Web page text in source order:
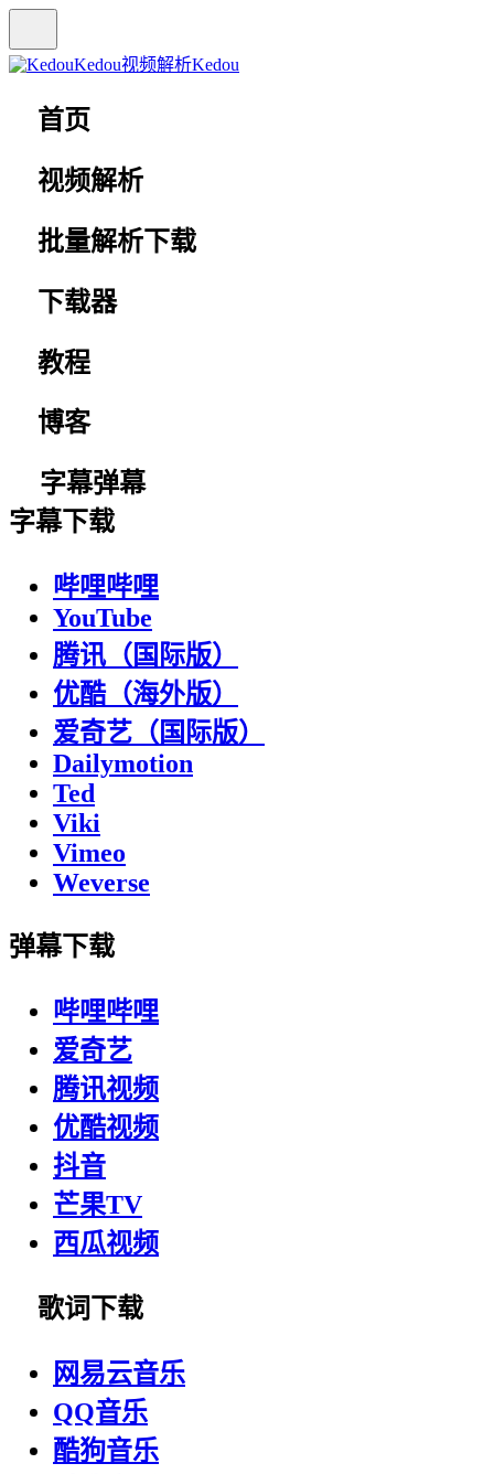
Kedou视频解析Kedou
首页
视频解析
批量解析下载
下载器
教程
博客
字幕弹幕
字幕下载
哔哩哔哩
YouTube
腾讯（国际版）
优酷（海外版）
爱奇艺（国际版）
Dailymotion
Ted
Viki
Vimeo
Weverse
弹幕下载
哔哩哔哩
爱奇艺
腾讯视频
优酷视频
抖音
芒果TV
西瓜视频
歌词下载
网易云音乐
QQ音乐
酷狗音乐